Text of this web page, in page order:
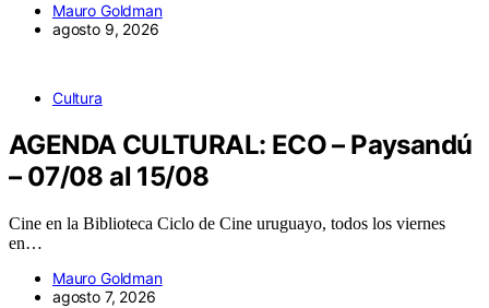
Mauro Goldman
agosto 9, 2026
Cultura
AGENDA CULTURAL: ECO – Paysandú
– 07/08 al 15/08
Cine en la Biblioteca Ciclo de Cine uruguayo, todos los viernes
en…
Mauro Goldman
agosto 7, 2026